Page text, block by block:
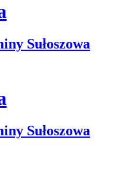
Sułoszowa
Sułoszowa